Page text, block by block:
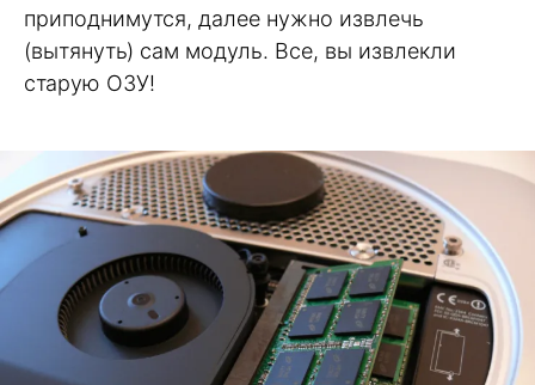
приподнимутся, далее нужно извлечь
(вытянуть) сам модуль. Все, вы извлекли
старую ОЗУ!